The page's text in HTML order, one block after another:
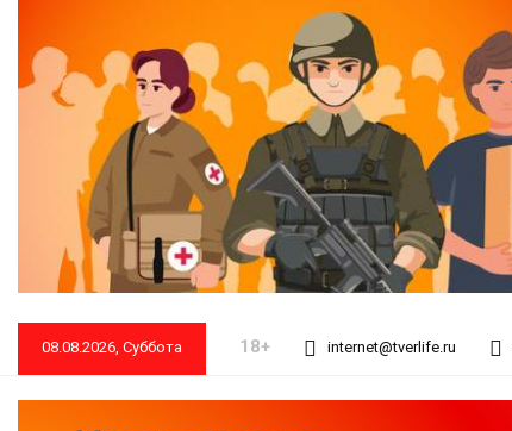
08.08.2026, Суббота 18+ internet@tverlife.ru